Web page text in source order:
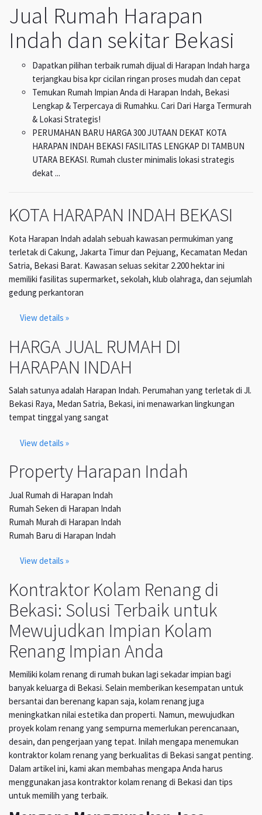
Jual Rumah Harapan
Indah dan sekitar Bekasi
Dapatkan pilihan terbaik rumah dijual di Harapan Indah harga
terjangkau bisa kpr cicilan ringan proses mudah dan cepat
Temukan Rumah Impian Anda di Harapan Indah, Bekasi
Lengkap & Terpercaya di Rumahku. Cari Dari Harga Termurah
& Lokasi Strategis!
PERUMAHAN BARU HARGA 300 JUTAAN DEKAT KOTA
HARAPAN INDAH BEKASI FASILITAS LENGKAP DI TAMBUN
UTARA BEKASI. Rumah cluster minimalis lokasi strategis
dekat ...
KOTA HARAPAN INDAH BEKASI
Kota Harapan Indah adalah sebuah kawasan permukiman yang
terletak di Cakung, Jakarta Timur dan Pejuang, Kecamatan Medan
Satria, Bekasi Barat. Kawasan seluas sekitar 2.200 hektar ini
memiliki fasilitas supermarket, sekolah, klub olahraga, dan sejumlah
gedung perkantoran
View details »
HARGA JUAL RUMAH DI
HARAPAN INDAH
Salah satunya adalah Harapan Indah. Perumahan yang terletak di Jl.
Bekasi Raya, Medan Satria, Bekasi, ini menawarkan lingkungan
tempat tinggal yang sangat
View details »
Property Harapan Indah
Jual Rumah di Harapan Indah
Rumah Seken di Harapan Indah
Rumah Murah di Harapan Indah
Rumah Baru di Harapan Indah
View details »
Kontraktor Kolam Renang di
Bekasi: Solusi Terbaik untuk
Mewujudkan Impian Kolam
Renang Impian Anda
Memiliki kolam renang di rumah bukan lagi sekadar impian bagi
banyak keluarga di Bekasi. Selain memberikan kesempatan untuk
bersantai dan berenang kapan saja, kolam renang juga
meningkatkan nilai estetika dan properti. Namun, mewujudkan
proyek kolam renang yang sempurna memerlukan perencanaan,
desain, dan pengerjaan yang tepat. Inilah mengapa menemukan
kontraktor kolam renang yang berkualitas di Bekasi sangat penting.
Dalam artikel ini, kami akan membahas mengapa Anda harus
menggunakan jasa kontraktor kolam renang di Bekasi dan tips
untuk memilih yang terbaik.